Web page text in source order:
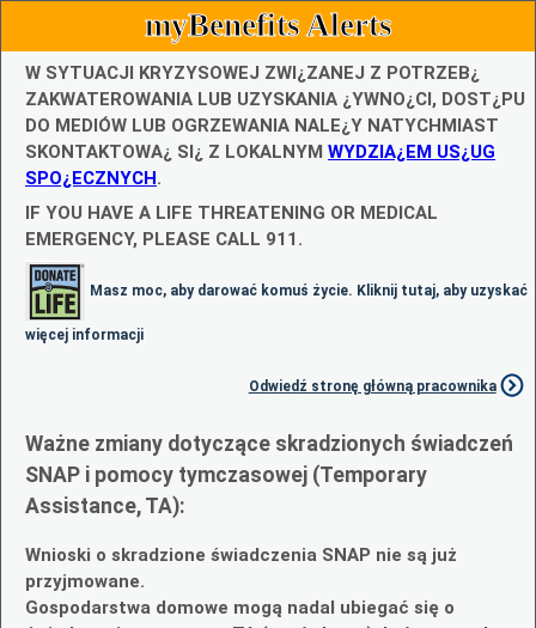
myBenefits Alerts
W SYTUACJI KRYZYSOWEJ ZWI¿ZANEJ Z POTRZEB¿
ZAKWATEROWANIA LUB UZYSKANIA ¿YWNO¿CI, DOST¿PU
DO MEDIÓW LUB OGRZEWANIA NALE¿Y NATYCHMIAST
SKONTAKTOWA¿ SI¿ Z LOKALNYM WYDZIA¿EM US¿UG
SPO¿ECZNYCH.
IF YOU HAVE A LIFE THREATENING OR MEDICAL
EMERGENCY, PLEASE CALL 911.
Masz moc, aby darować komuś życie. Kliknij tutaj, aby uzyskać
więcej informacji
Odwiedź stronę główną pracownika
Ważne zmiany dotyczące skradzionych świadczeń
SNAP i pomocy tymczasowej (Temporary
Assistance, TA):
Wnioski o skradzione świadczenia SNAP nie są już
przyjmowane.
Gospodarstwa domowe mogą nadal ubiegać się o